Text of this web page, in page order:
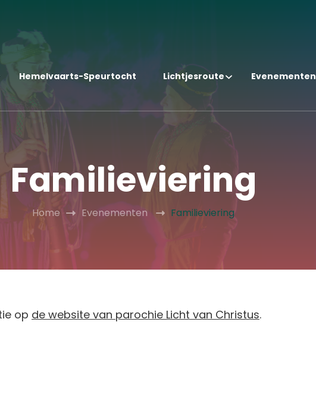
Hemelvaarts-Speurtocht Lichtjesroute Evenementen
Familieviering
Home Evenementen Familieviering
op de website van parochie Licht van Christus.